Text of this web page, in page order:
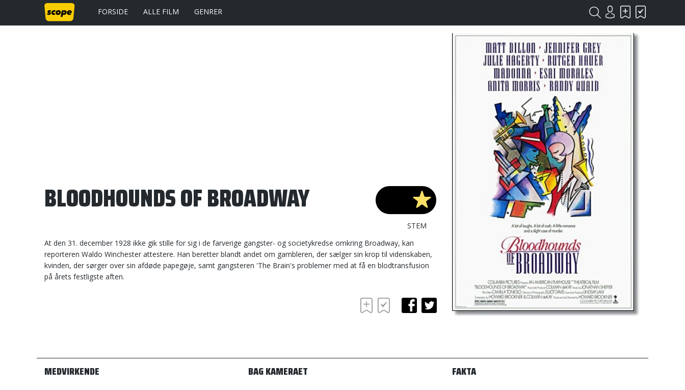
FORSIDE ALLE FILM GENRER
STEM
BLOODHOUNDS OF BROADWAY
At den 31. december 1928 ikke gik stille for sig i de farverige gangster- og societykredse omkring Broadway, kan
reporteren Waldo Winchester attestere. Han beretter blandt andet om gambleren, der sælger sin krop til videnskaben,
kvinden, der sørger over sin afdøde papegøje, samt gangsteren 'The Brain's problemer med at få en blodtransfusion
på årets festligste aften.
MEDVIRKENDE BAG KAMERAET FAKTA